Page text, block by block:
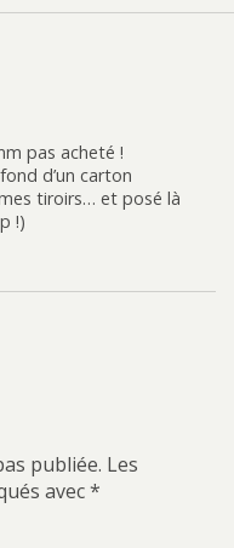
pas acheté !
d’un carton
tiroirs… et posé là
!)
publiée. Les
avec*